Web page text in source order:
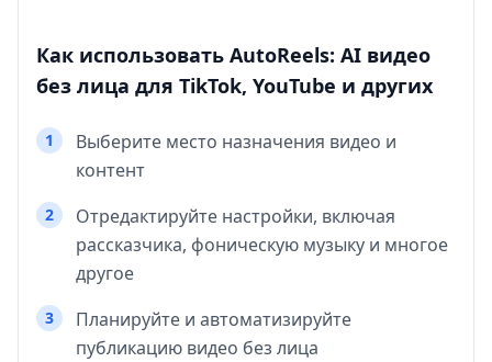
Как использовать AutoReels: AI видео
без лица для TikTok, YouTube и других
1
Выберите место назначения видео и
контент
2
Отредактируйте настройки, включая
рассказчика, фоническую музыку и многое
другое
3
Планируйте и автоматизируйте
публикацию видео без лица